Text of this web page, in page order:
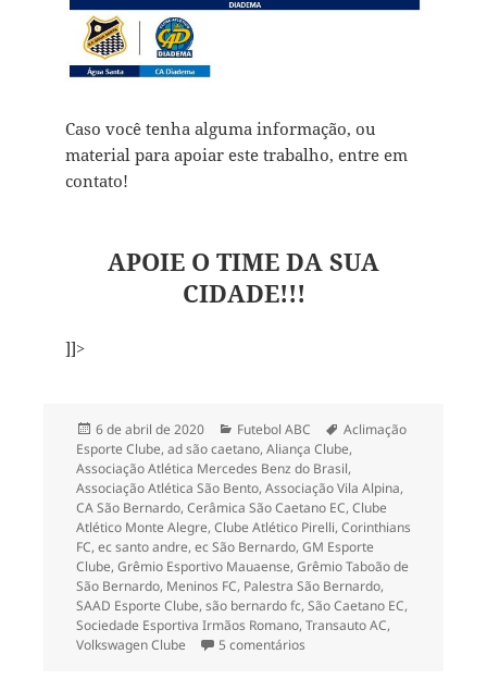
Caso você tenha alguma informação, ou
material para apoiar este trabalho, entre em
contato!
APOIE O TIME DA SUA
CIDADE!!!
]]>
Publicado
em
6 de abril de 2020 Categorias
Futebol ABC Tags
Aclimação
Esporte Clube, ad são caetano, Aliança Clube,
Associação Atlética Mercedes Benz do Brasil,
Associação Atlética São Bento, Associação Vila Alpina,
CA São Bernardo, Cerâmica São Caetano EC, Clube
Atlético Monte Alegre, Clube Atlético Pirelli, Corinthians
FC, ec santo andre, ec São Bernardo, GM Esporte
Clube, Grêmio Esportivo Mauaense, Grêmio Taboão de
São Bernardo, Meninos FC, Palestra São Bernardo,
SAAD Esporte Clube, são bernardo fc, São Caetano EC,
Sociedade Esportiva Irmãos Romano, Transauto AC,
Volkswagen Clube
5 comentáriosem O mapa do futebol